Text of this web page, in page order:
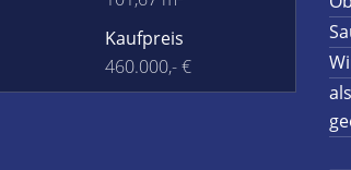
Kaufpreis
460.000,- €